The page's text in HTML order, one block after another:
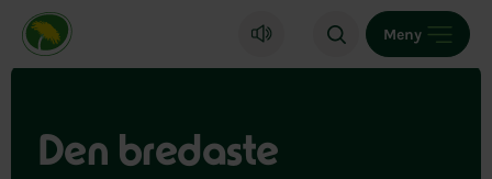
Miljöpartiet de gröna, startsida
Meny
Den bredaste